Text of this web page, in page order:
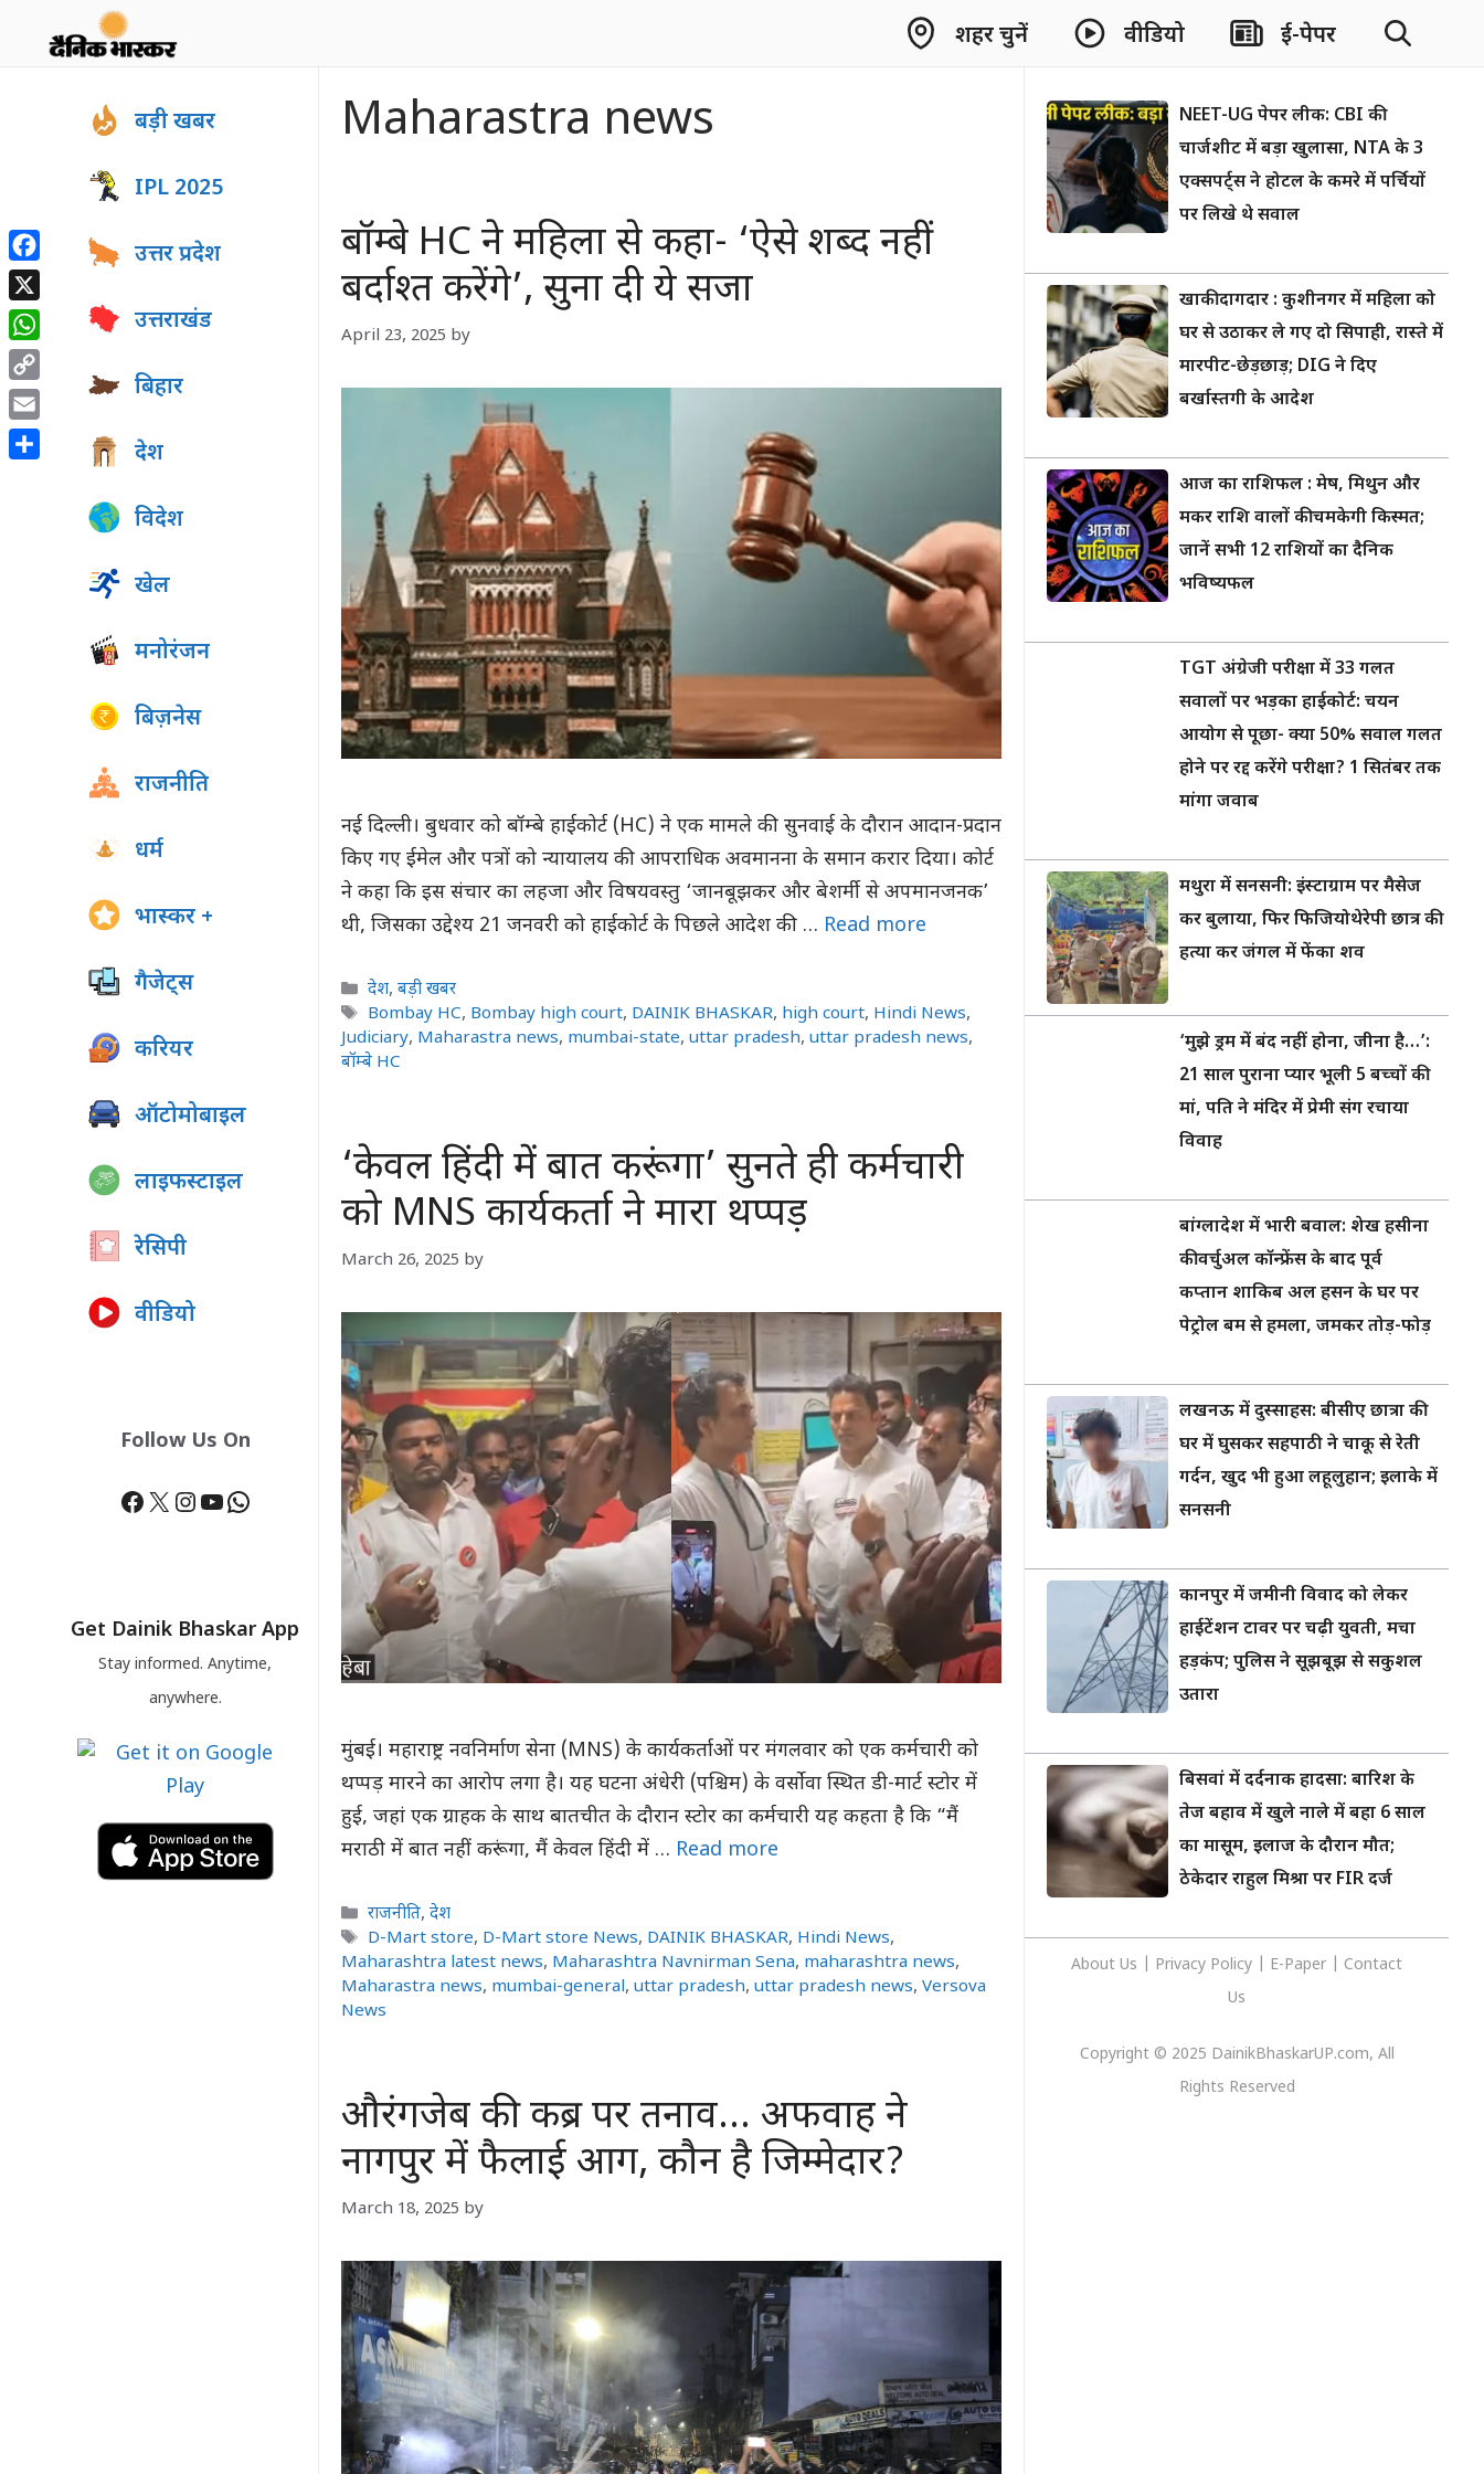
शहर चुनें वीडियो ई-पेपर
Maharastra news
बॉम्बे HC ने महिला से कहा- ‘ऐसे शब्द नहीं
बर्दाश्त करेंगे’, सुना दी ये सजा
April 23, 2025 by
नई दिल्ली। बुधवार को बॉम्बे हाईकोर्ट (HC) ने एक मामले की सुनवाई के दौरान आदान-प्रदान
किए गए ईमेल और पत्रों को न्यायालय की आपराधिक अवमानना के समान करार दिया। कोर्ट
ने कहा कि इस संचार का लहजा और विषयवस्तु ‘जानबूझकर और बेशर्मी से अपमानजनक’
थी, जिसका उद्देश्य 21 जनवरी को हाईकोर्ट के पिछले आदेश की … Read more
Categories
देश,बड़ी खबर
Tags
Bombay HC, Bombay high court, DAINIK BHASKAR, high court, Hindi News,
Judiciary, Maharastra news, mumbai-state, uttar pradesh, uttar pradesh news,
बॉम्बे HC
‘केवल हिंदी में बात करूंगा’ सुनते ही कर्मचारी
को MNS कार्यकर्ता ने मारा थप्पड़
March 26, 2025 by
मुंबई। महाराष्ट्र नवनिर्माण सेना (MNS) के कार्यकर्ताओं पर मंगलवार को एक कर्मचारी को
थप्पड़ मारने का आरोप लगा है। यह घटना अंधेरी (पश्चिम) के वर्सोवा स्थित डी-मार्ट स्टोर में
हुई, जहां एक ग्राहक के साथ बातचीत के दौरान स्टोर का कर्मचारी यह कहता है कि “मैं
मराठी में बात नहीं करूंगा, मैं केवल हिंदी में … Read more
Categories
राजनीति,देश
Tags
D-Mart store, D-Mart store News, DAINIK BHASKAR, Hindi News,
Maharashtra latest news, Maharashtra Navnirman Sena, maharashtra news,
Maharastra news, mumbai-general, uttar pradesh, uttar pradesh news, Versova
News
औरंगजेब की कब्र पर तनाव… अफवाह ने
नागपुर में फैलाई आग, कौन है जिम्मेदार?
March 18, 2025 by
बड़ी खबर
IPL 2025
उत्तर प्रदेश
उत्तराखंड
बिहार
देश
विदेश
खेल
मनोरंजन
बिज़नेस
राजनीति
धर्म
भास्कर +
गैजेट्स
करियर
ऑटोमोबाइल
लाइफस्टाइल
रेसिपी
वीडियो
Follow Us On
Facebook
X Instagram
YouTube
WhatsApp
Get Dainik Bhaskar App
Stay informed. Anytime,
anywhere.
NEET-UG पेपर लीक: CBI की
चार्जशीट में बड़ा खुलासा, NTA के 3
एक्सपर्ट्स ने होटल के कमरे में पर्चियों
पर लिखे थे सवाल
खाकी दागदार : कुशीनगर में महिला को
घर से उठाकर ले गए दो सिपाही, रास्ते में
मारपीट-छेड़छाड़; DIG ने दिए
बर्खास्तगी के आदेश
आज का राशिफल : मेष, मिथुन और
मकर राशि वालों की चमकेगी किस्मत;
जानें सभी 12 राशियों का दैनिक
भविष्यफल
TGT अंग्रेजी परीक्षा में 33 गलत
सवालों पर भड़का हाईकोर्ट: चयन
आयोग से पूछा- क्या 50% सवाल गलत
होने पर रद्द करेंगे परीक्षा? 1 सितंबर तक
मांगा जवाब
मथुरा में सनसनी: इंस्टाग्राम पर मैसेज
कर बुलाया, फिर फिजियोथेरेपी छात्र की
हत्या कर जंगल में फेंका शव
‘मुझे ड्रम में बंद नहीं होना, जीना है…’:
21 साल पुराना प्यार भूली 5 बच्चों की
मां, पति ने मंदिर में प्रेमी संग रचाया
विवाह
बांग्लादेश में भारी बवाल: शेख हसीना
की वर्चुअल कॉन्फ्रेंस के बाद पूर्व
कप्तान शाकिब अल हसन के घर पर
पेट्रोल बम से हमला, जमकर तोड़-फोड़
लखनऊ में दुस्साहस: बीसीए छात्रा की
घर में घुसकर सहपाठी ने चाकू से रेती
गर्दन, खुद भी हुआ लहूलुहान; इलाके में
सनसनी
कानपुर में जमीनी विवाद को लेकर
हाईटेंशन टावर पर चढ़ी युवती, मचा
हड़कंप; पुलिस ने सूझबूझ से सकुशल
उतारा
बिसवां में दर्दनाक हादसा: बारिश के
तेज बहाव में खुले नाले में बहा 6 साल
का मासूम, इलाज के दौरान मौत;
ठेकेदार राहुल मिश्रा पर FIR दर्ज
About Us Privacy Policy E-Paper
Contact
Us
Copyright © 2025 DainikBhaskarUP.com, All
Rights Reserved
Facebook
X
WhatsApp
Copy
Link
Email